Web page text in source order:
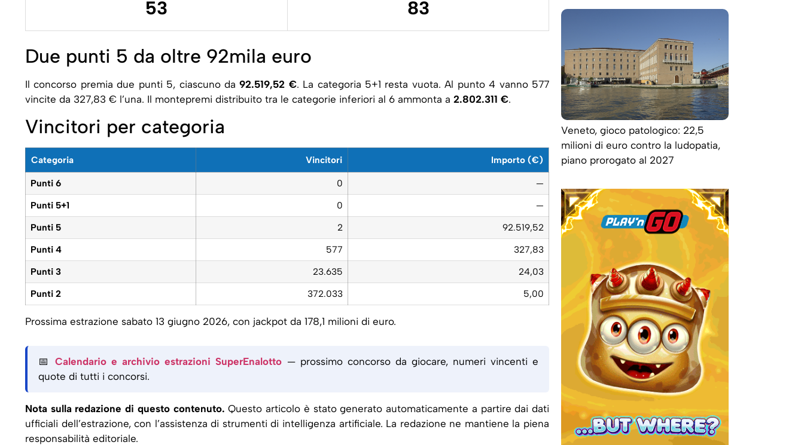
53 83
Due punti 5 da oltre 92mila euro
Il concorso premia due punti 5, ciascuno da92.519,52 €. La categoria 5+1 resta vuota. Al punto 4 vanno 577
vincite da 327,83 € l’una. Il montepremi distribuito tra le categorie inferiori al 6 ammonta a 2.802.311 €.
Vincitori per categoria
Categoria Vincitori Importo (€)
Punti 6 0
—
Punti 5+1
0
—
Punti 5
2
92.519,52
Punti 4
577
327,83
Punti 3
23.635
24,03
Punti 2
372.033 5,00
Prossima estrazione sabato 13 giugno 2026, con jackpot da 178,1 milioni di euro.
📅Calendario e archivio estrazioni SuperEnalotto — prossimo concorso da giocare, numeri vincenti e
quote di tutti i concorsi.
Nota sulla redazione di questo contenuto. Questo articolo è stato generato automaticamente a partire dai dati
ufficiali dell’estrazione, con l’assistenza di strumenti di intelligenza artificiale. La redazione ne mantiene la piena
responsabilità editoriale.
Veneto, gioco patologico: 22,5
milioni di euro contro la ludopatia,
piano prorogato al 2027